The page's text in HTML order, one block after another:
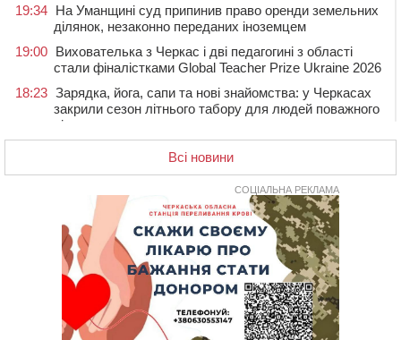
19:34 На Уманщині суд припинив право оренди земельних
ділянок, незаконно переданих іноземцем
19:00 Вихователька з Черкас і дві педагогині з області
стали фіналістками Global Teacher Prize Ukraine 2026
18:23 Зарядка, йога, сапи та нові знайомства: у Черкасах
закрили сезон літнього табору для людей поважного
віку
“Це страшна несправедливість”: мати хворого на
ОВА виділити кошти на дороговартісні ліки
На Уманщині судитимуть колишню очільницю відділу
освіти через закупівлю електрики за завищеною
ціною
У Черкасах провели в останню путь двох
загиблих воїнів
До 1 вересня у Черкасах оновлюють дорожню
Всі новини
СОЦІАЛЬНА РЕКЛАМА